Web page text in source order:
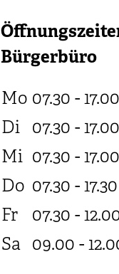
Bürgerbüro
Mo 07.30 - 17.00
Di 07.30 - 17.00
Mi 07.30 - 17.00
Do 07.30 - 17.30
Fr
07.30 -
Sa 09.00 -